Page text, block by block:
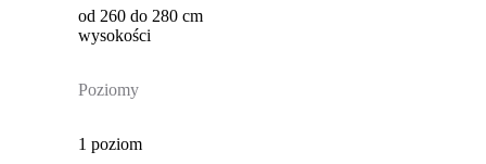
od 260 do 280 cm
wysokości
Poziomy
1 poziom